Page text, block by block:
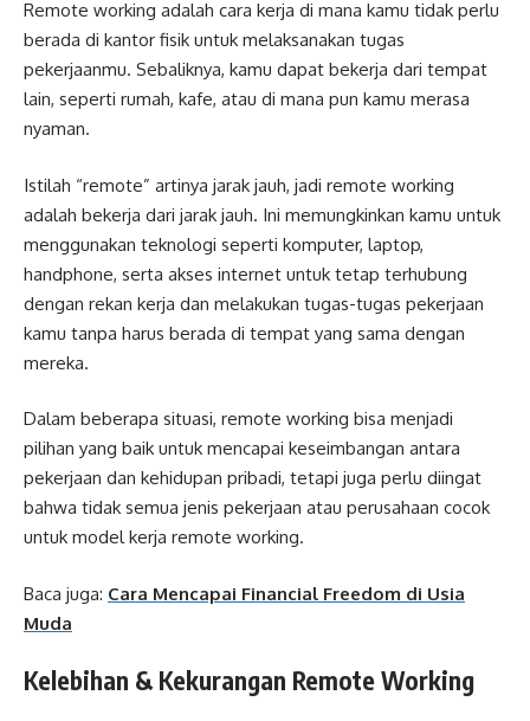
Remote working adalah cara kerja di mana kamu tidak perlu
berada di kantor fisik untuk melaksanakan tugas
pekerjaanmu. Sebaliknya, kamu dapat bekerja dari tempat
lain, seperti rumah, kafe, atau di mana pun kamu merasa
nyaman.
Istilah “remote” artinya jarak jauh, jadi remote working
adalah bekerja dari jarak jauh. Ini memungkinkan kamu untuk
menggunakan teknologi seperti komputer, laptop,
handphone, serta akses internet untuk tetap terhubung
dengan rekan kerja dan melakukan tugas-tugas pekerjaan
kamu tanpa harus berada di tempat yang sama dengan
mereka.
Dalam beberapa situasi, remote working bisa menjadi
pilihan yang baik untuk mencapai keseimbangan antara
pekerjaan dan kehidupan pribadi, tetapi juga perlu diingat
bahwa tidak semua jenis pekerjaan atau perusahaan cocok
untuk model kerja remote working.
Baca juga: Cara Mencapai Financial Freedom di Usia
Muda
Kelebihan & Kekurangan Remote Working